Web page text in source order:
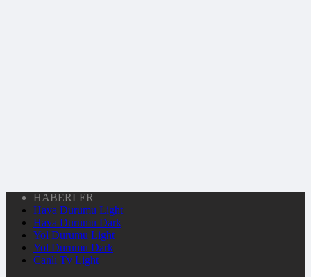
HABERLER
Hava Durumu Light
Hava Durumu Dark
Yol Durumu Light
Yol Durumu Dark
Canlı Tv Light